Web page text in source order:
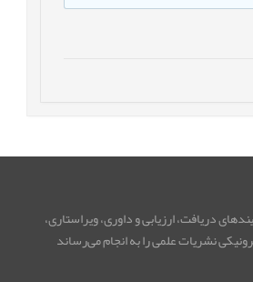
دریافت، ارزیابی و داوری، ویراستاری،
نشریات علمی را به انجام می‌رساند